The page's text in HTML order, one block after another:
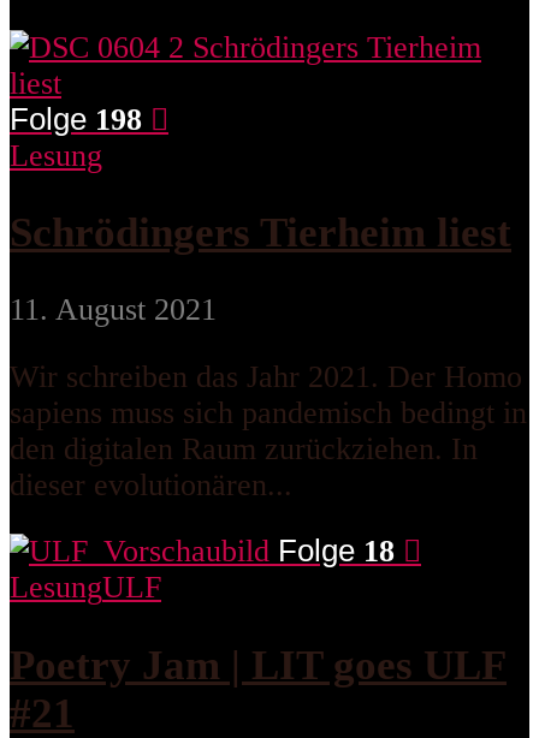
Folge 198
Lesung
Schrödingers Tierheim liest
11. August 2021
Wir schreiben das Jahr 2021. Der Homo
sapiens muss sich pandemisch bedingt in
den digitalen Raum zurückziehen. In
dieser evolutionären...
Folge 18
LesungULF
Poetry Jam | LIT goes ULF
#21